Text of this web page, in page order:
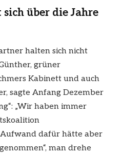
über die Jahre
halten sich nicht
grüner
Kabinett und auch
sagte Anfang Dezember
„Wir haben immer
dafür hätte aber
man drehe